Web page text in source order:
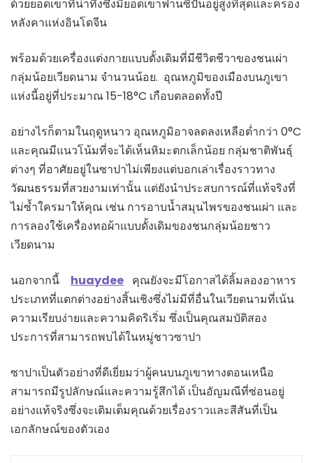
ด้วยยอดเขาที่น่าทึ่งซึ่งมียอดเขาฟานซิปันอยู่สูงที่สุดและครอง
หลังคาแห่งอินโดจีน
พร้อมด้วยเครื่องแต่งกายแบบดั้งเดิมที่มีชีวิตชีวาของชนเผ่า
กลุ่มน้อยเวียดนาม จำนวนน้อย. อุณหภูมิของเมืองบนภูเขา
แห่งนี้อยู่ที่ประมาณ 15-18°C เกือบตลอดทั้งปี
อย่างไรก็ตามในฤดูหนาว อุณหภูมิอาจลดลงเหลือต่ำกว่า 0°C
และคุณมีแนวโน้มที่จะได้เห็นหิมะตกเล็กน้อย กลุ่มชาติพันธุ์
ต่างๆ ที่อาศัยอยู่ในซาปาไม่เพียงแต่บอกเล่าเรื่องราวทาง
วัฒนธรรมที่สวยงามเท่านั้น แต่ยังนำประสบการณ์ที่แท้จริงที่
ไม่ซ้ำใครมาให้คุณ เช่น การอาบน้ำสมุนไพรของชนเผ่า และ
การลองใช้เครื่องทอผ้าแบบดั้งเดิมของชนกลุ่มน้อยชาว
เวียดนาม
นอกจากนี้ huaydee คุณยังจะมีโอกาสได้ลิ้มลองอาหาร
ประเภทที่แตกต่างอย่างสิ้นเชิงซึ่งไม่มีที่อื่นในเวียดนามที่เน้น
ความเรียบง่ายและความคิดริเริ่ม ซึ่งเป็นคุณสมบัติสอง
ประการที่สามารถพบได้ในหมู่ชาวซาปา
ซาปาเป็นตัวอย่างที่ดีเยี่ยมว่าผู้คนบนภูเขาทางตอนเหนือ
สามารถมีรูปลักษณ์และความรู้สึกได้ เป็นอัญมณีที่ซ่อนอยู่
อย่างแท้จริงซึ่งจะเติมเต็มคุณด้วยเรื่องราวและสีสันที่เป็น
เอกลักษณ์ของตัวเอง